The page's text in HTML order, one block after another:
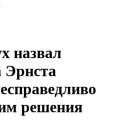
назвал
Эрнста
решения